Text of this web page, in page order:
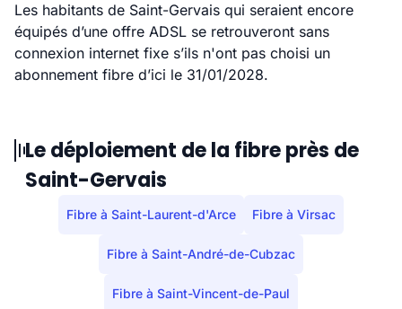
Les habitants de Saint-Gervais qui seraient encore
équipés d’une offre ADSL se retrouveront sans
connexion internet fixe s’ils n'ont pas choisi un
abonnement fibre d’ici le 31/01/2028.
Le déploiement de la fibre près de
Saint-Gervais
Fibre à Saint-Laurent-d'Arce Fibre à Virsac
Fibre à Saint-André-de-Cubzac
Fibre à Saint-Vincent-de-Paul